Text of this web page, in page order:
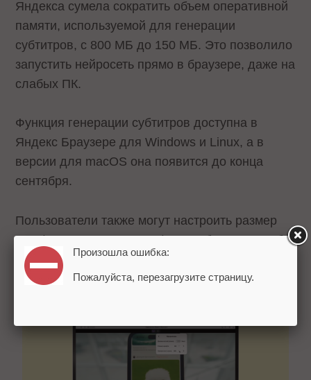
Яндекса сумела сократить объем оперативной
памяти, используемой для генерации
субтитров, с 800 МБ до 150 МБ. Это позволило
запустить нейросеть прямо в браузере, даже на
слабых ПК.
Функция генерации субтитров доступна в
Яндекс Браузере для Windows и Linux, а в
версии для macOS она появится до конца
сентября.
Пользователи также могут настроить размер
шрифта и прозрачность фона субтитров, чтобы
субтитры не сливались с изображением на
заднем плане.
Произошла ошибка:
Пожалуйста, перезагрузите страницу.